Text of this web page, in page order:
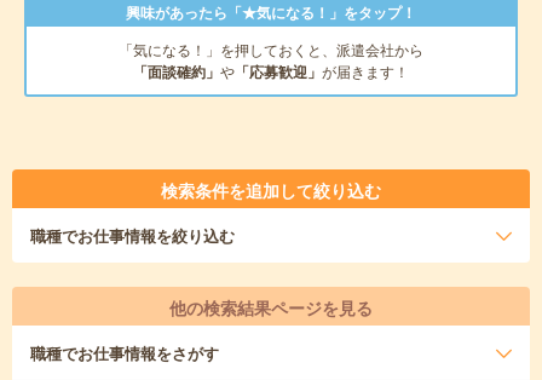
興味があったら「★気になる！」をタップ！
「気になる！」を押しておくと、派遣会社から
「面談確約」 や 「応募歓迎」 が届きます！
検索条件を追加して絞り込む
職種でお仕事情報を絞り込む
他の検索結果ページを見る
職種でお仕事情報をさがす